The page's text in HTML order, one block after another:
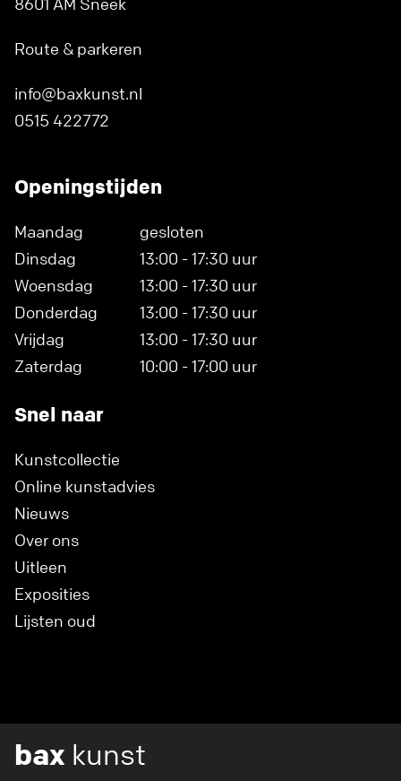
Route & parkeren
info@baxkunst.nl
0515 422772
Openingstijden
Maandag
gesloten
Dinsdag
13:00 - 17:30 uur
Woensdag
13:00 - 17:30 uur
Donderdag
13:00 - 17:30 uur
Vrijdag
13:00 - 17:30 uur
Zaterdag
10:00 - 17:00 uur
Snel naar
Kunstcollectie
Online kunstadvies
Nieuws
Over ons
Uitleen
Exposities
Lijsten oud
bax kunst